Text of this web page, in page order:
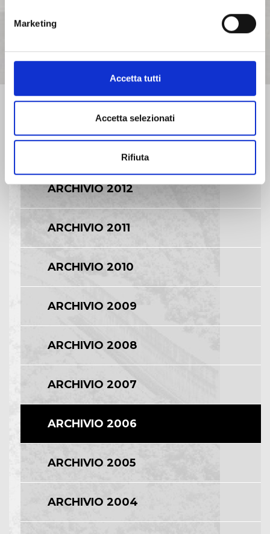
Marketing
Accetta tutti
Accetta selezionati
Rifiuta
ARCHIVIO 2016
ARCHIVIO 2012
ARCHIVIO 2011
ARCHIVIO 2010
ARCHIVIO 2009
ARCHIVIO 2008
ARCHIVIO 2007
ARCHIVIO 2006
ARCHIVIO 2005
ARCHIVIO 2004